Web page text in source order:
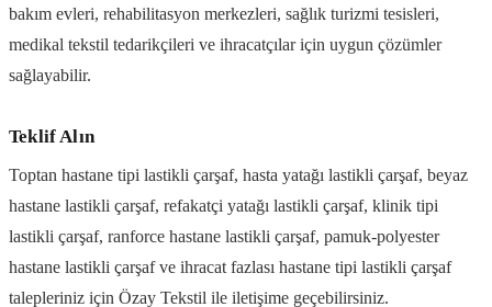
bakım evleri, rehabilitasyon merkezleri, sağlık turizmi tesisleri,
medikal tekstil tedarikçileri ve ihracatçılar için uygun çözümler
sağlayabilir.
Teklif Alın
Toptan hastane tipi lastikli çarşaf, hasta yatağı lastikli çarşaf, beyaz
hastane lastikli çarşaf, refakatçi yatağı lastikli çarşaf, klinik tipi
lastikli çarşaf, ranforce hastane lastikli çarşaf, pamuk-polyester
hastane lastikli çarşaf ve ihracat fazlası hastane tipi lastikli çarşaf
talepleriniz için Özay Tekstil ile iletişime geçebilirsiniz.